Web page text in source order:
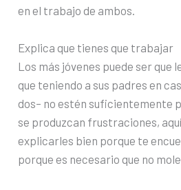
en el trabajo de ambos.
Explica que tienes que trabajar
Los más jóvenes puede ser que
que teniendo a sus padres en
dos­– no estén suficientemente
se produzcan frustraciones,
explicarles bien porque te
porque es necesario que no